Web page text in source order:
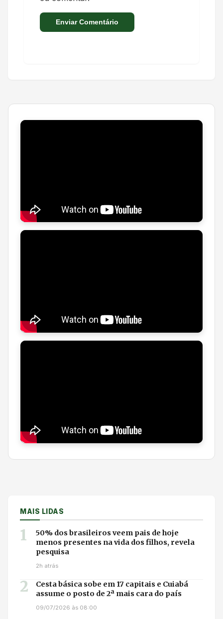
MAIS LIDAS
1
50% dos brasileiros veem pais de hoje
menos presentes na vida dos filhos, revela
pesquisa
2h atrás
2
Cesta básica sobe em 17 capitais e Cuiabá
assume o posto de 2ª mais cara do país
09/07/2026 às 08:00